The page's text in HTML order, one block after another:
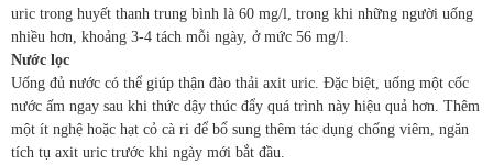
uric trong huyết thanh trung bình là 60 mg/l, trong khi những người uống
nhiều hơn, khoảng 3-4 tách mỗi ngày, ở mức 56 mg/l.
Nước lọc
Uống đủ nước có thể giúp thận đào thải axit uric. Đặc biệt, uống một cốc
nước ấm ngay sau khi thức dậy thúc đẩy quá trình này hiệu quả hơn. Thêm
một ít nghệ hoặc hạt cỏ cà ri để bổ sung thêm tác dụng chống viêm, ngăn
tích tụ axit uric trước khi ngày mới bắt đầu.